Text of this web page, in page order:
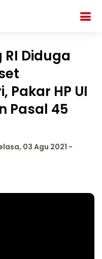
Diduga
HP UI
Pasal 45
03 Agu 2021 -